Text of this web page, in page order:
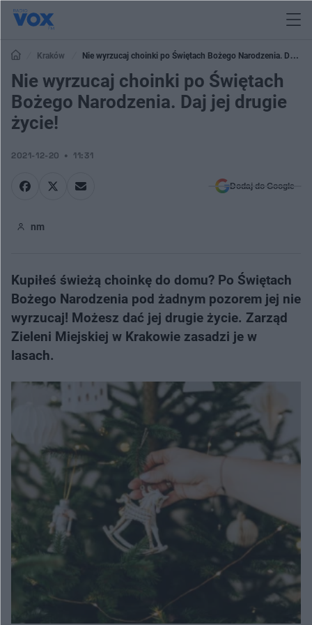
Kraków
Nie wyrzucaj choinki po Świętach Bożego Narodzenia. Daj jej
drugie życie!
Nie wyrzucaj choinki po Świętach
Bożego Narodzenia. Daj jej drugie
życie!
2021-12-20 11:31
Dodaj do Google
nm
Kupiłeś świeżą choinkę do domu? Po Świętach
Bożego Narodzenia pod żadnym pozorem jej nie
wyrzucaj! Możesz dać jej drugie życie. Zarząd
Zieleni Miejskiej w Krakowie zasadzi je w
lasach.